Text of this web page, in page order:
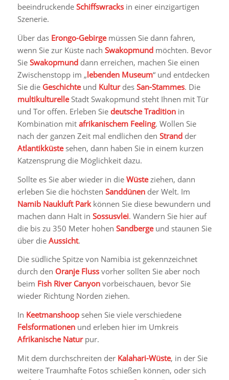
beeindruckende Schiffswracksin einer einzigartigen
Szenerie.
Über das Erongo-Gebirgemüssen Sie dann fahren,
wenn Sie zur Küste nach Swakopmundmöchten. Bevor
Sie Swakopmunddann erreichen, machen Sie einen
Zwischenstopp im „lebenden Museum“ und entdecken
Sie die Geschichteund KulturdesSan-Stammes. Die
multikulturelleStadt Swakopmund steht Ihnen mit Tür
und Tor offen. Erleben Sie deutsche Traditionin
Kombination mit afrikanischem Feeling. Wollen Sie
nach der ganzen Zeit mal endlichen den Strandder
Atlantikküstesehen, dann haben Sie in einem kurzen
Katzensprung die Möglichkeit dazu.
Sollte es Sie aber wieder in die Wüsteziehen, dann
erleben Sie die höchsten Sanddünender Welt. Im
Namib Naukluft Parkkönnen Sie diese bewundern und
machen dann Halt in Sossusvlei. Wandern Sie hier auf
die bis zu 350 Meter hohen Sandbergeund staunen Sie
über die Aussicht.
Die südliche Spitze von Namibia ist gekennzeichnet
durch den Oranje Flussvorher sollten Sie aber noch
beim Fish River Canyonvorbeischauen, bevor Sie
wieder Richtung Norden ziehen.
In Keetmanshoopsehen Sie viele verschiedene
Felsformationenund erleben hier im Umkreis
Afrikanische Naturpur.
Mit dem durchschreiten derKalahari-Wüste, in der Sie
weitere Traumhafte Fotos schießen können, oder sich